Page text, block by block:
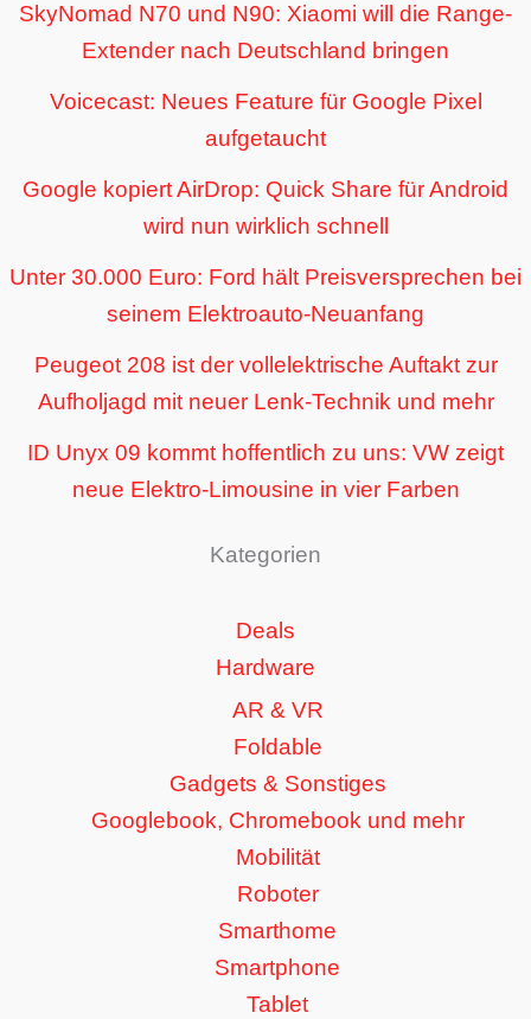
SkyNomad N70 und N90: Xiaomi will die Range-
Extender nach Deutschland bringen
Voicecast: Neues Feature für Google Pixel
aufgetaucht
Google kopiert AirDrop: Quick Share für Android
wird nun wirklich schnell
Unter 30.000 Euro: Ford hält Preisversprechen bei
seinem Elektroauto-Neuanfang
Peugeot 208 ist der vollelektrische Auftakt zur
Aufholjagd mit neuer Lenk-Technik und mehr
ID Unyx 09 kommt hoffentlich zu uns: VW zeigt
neue Elektro-Limousine in vier Farben
Kategorien
Deals
Hardware
AR & VR
Foldable
Gadgets & Sonstiges
Googlebook, Chromebook und mehr
Mobilität
Roboter
Smarthome
Smartphone
Tablet